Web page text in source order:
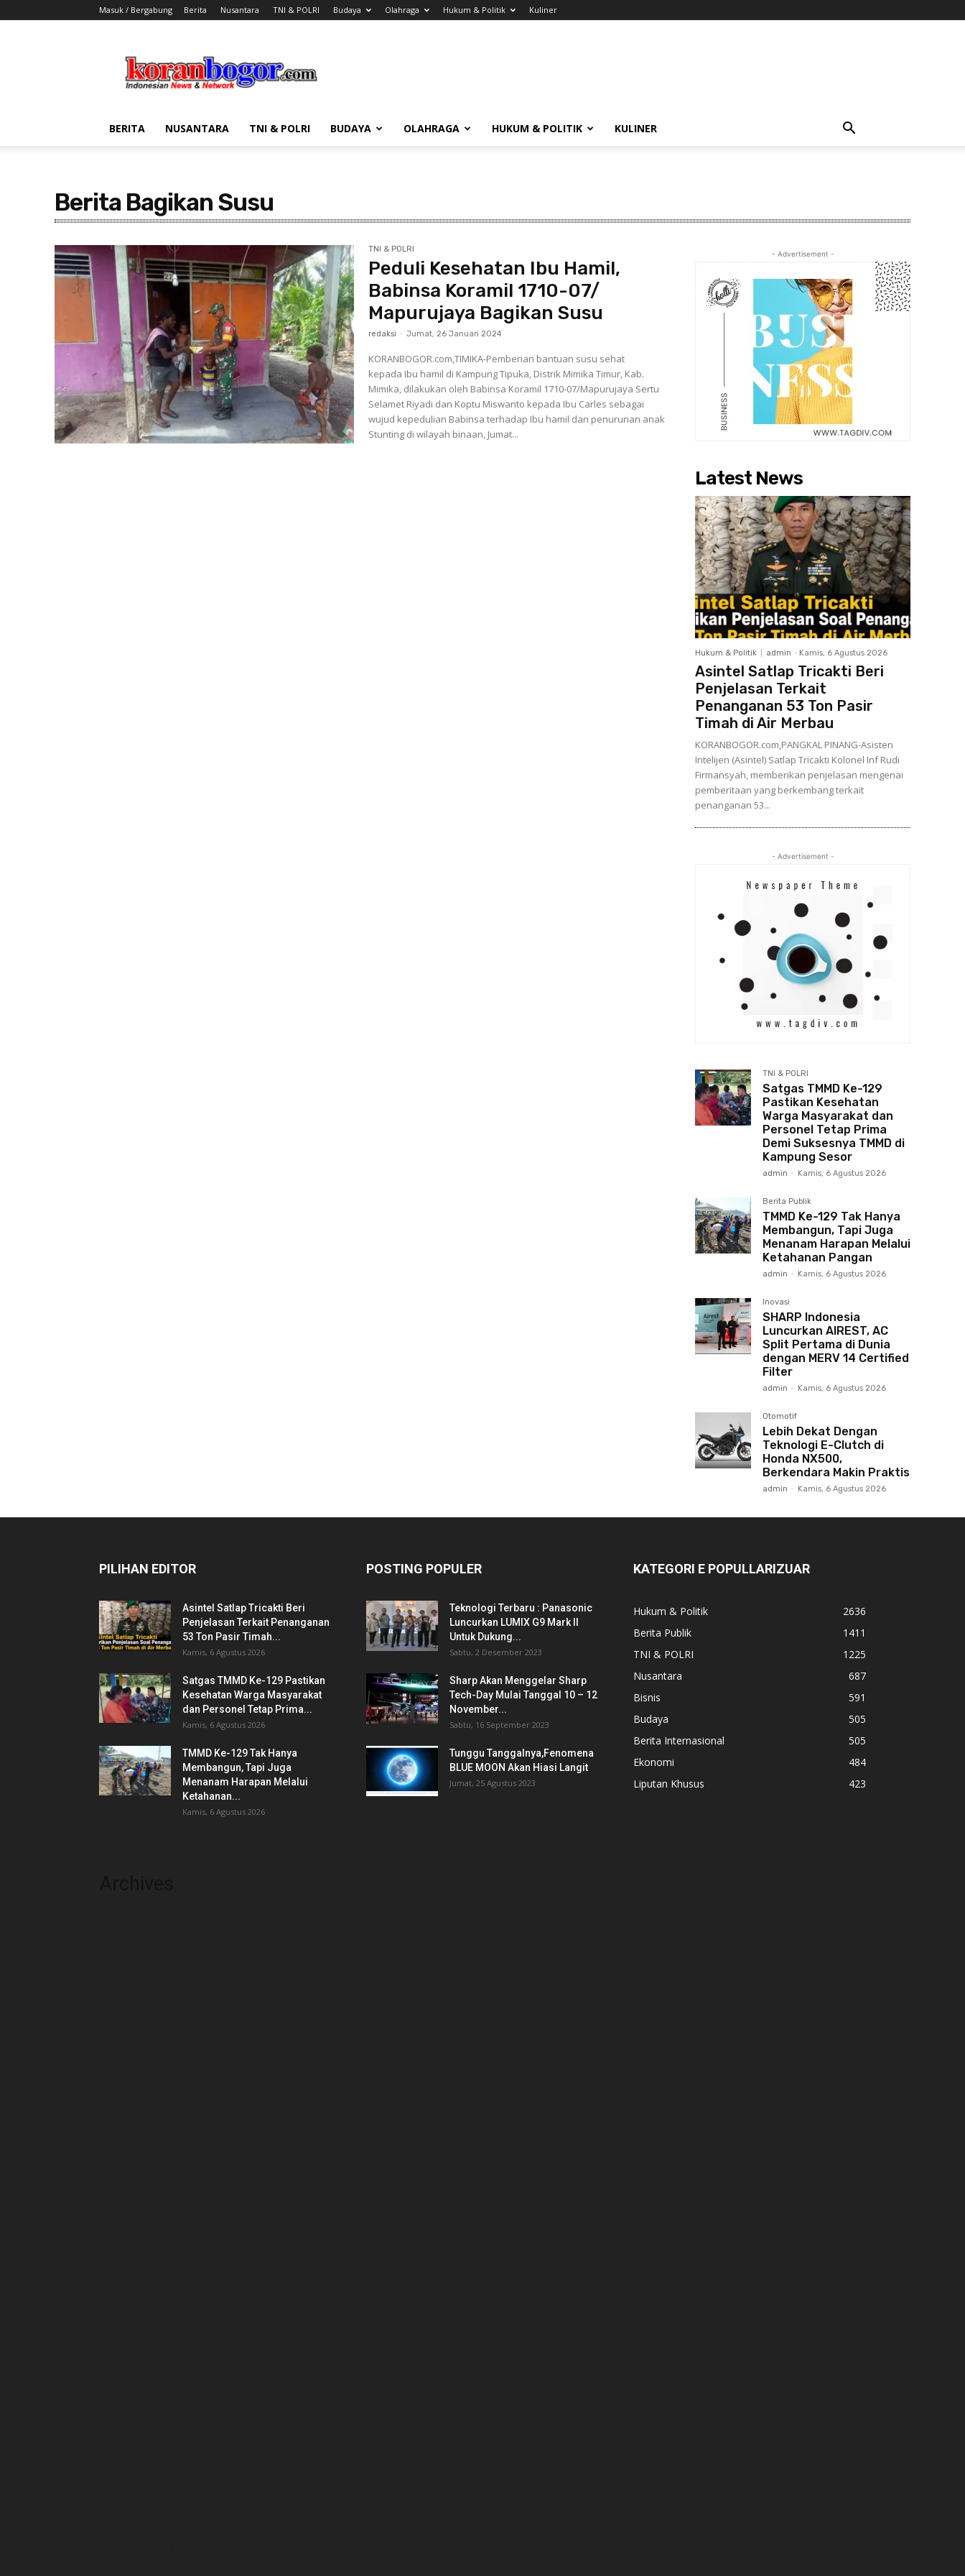
Masuk / Bergabung Berita Nusantara TNI & POLRI Budaya Olahraga Hukum & Politik Kuliner
Bogor
BERITA NUSANTARA TNI & POLRI BUDAYA OLAHRAGA HUKUM & POLITIK KULINER
Berita Bagikan Susu
TNI & POLRI
Peduli Kesehatan Ibu Hamil,
Babinsa Koramil 1710-07/
Mapurujaya Bagikan Susu
redaksi - Jumat, 26 Januari 2024
KORANBOGOR.com,TIMIKA-Pemberian bantuan susu sehat
kepada Ibu hamil di Kampung Tipuka, Distrik Mimika Timur, Kab.
Mimika, dilakukan oleh Babinsa Koramil 1710-07/Mapurujaya Sertu
Selamet Riyadi dan Koptu Miswanto kepada Ibu Carles sebagai
wujud kepedulian Babinsa terhadap Ibu hamil dan penurunan anak
Stunting di wilayah binaan, Jumat...
- Advertisement -
Latest News
Hukum & Politik admin - Kamis, 6 Agustus 2026
Asintel Satlap Tricakti Beri
Penjelasan Terkait
Penanganan 53 Ton Pasir
Timah di Air Merbau
KORANBOGOR.com,PANGKAL PINANG-Asisten
Intelijen (Asintel) Satlap Tricakti Kolonel Inf Rudi
Firmansyah, memberikan penjelasan mengenai
pemberitaan yang berkembang terkait
penanganan 53...
- Advertisement -
TNI & POLRI
Satgas TMMD Ke-129
Pastikan Kesehatan
Warga Masyarakat dan
Personel Tetap Prima
Demi Suksesnya TMMD di
Kampung Sesor
admin - Kamis, 6 Agustus 2026
Berita Publik
TMMD Ke-129 Tak Hanya
Membangun, Tapi Juga
Menanam Harapan Melalui
Ketahanan Pangan
admin - Kamis, 6 Agustus 2026
Inovasi
SHARP Indonesia
Luncurkan AIREST, AC
Split Pertama di Dunia
dengan MERV 14 Certified
Filter
admin - Kamis, 6 Agustus 2026
Otomotif
Lebih Dekat Dengan
Teknologi E-Clutch di
Honda NX500,
Berkendara Makin Praktis
admin - Kamis, 6 Agustus 2026
PILIHAN EDITOR
Asintel Satlap Tricakti Beri
Penjelasan Terkait Penanganan
53 Ton Pasir Timah...
Kamis, 6 Agustus 2026
Satgas TMMD Ke-129 Pastikan
Kesehatan Warga Masyarakat
dan Personel Tetap Prima...
Kamis, 6 Agustus 2026
TMMD Ke-129 Tak Hanya
Membangun, Tapi Juga
Menanam Harapan Melalui
Ketahanan...
Kamis, 6 Agustus 2026
POSTING POPULER
Teknologi Terbaru : Panasonic
Luncurkan LUMIX G9 Mark II
Untuk Dukung...
Sabtu, 2 Desember 2023
Sharp Akan Menggelar Sharp
Tech-Day Mulai Tanggal 10 – 12
November...
Sabtu, 16 September 2023
Tunggu Tanggalnya,Fenomena
BLUE MOON Akan Hiasi Langit
Jumat, 25 Agustus 2023
KATEGORI E POPULLARIZUAR
Hukum & Politik
2636
Berita Publik
1411
TNI & POLRI
1225
Nusantara
687
Bisnis
591
Budaya
505
Berita Internasional
505
Ekonomi
484
Liputan Khusus
423